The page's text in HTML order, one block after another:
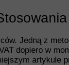
Jedną z
dopiero w
artykule